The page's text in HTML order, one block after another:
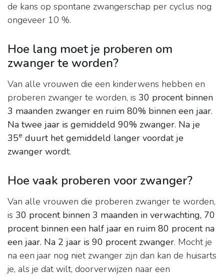
de kans op spontane zwangerschap per cyclus nog
ongeveer 10 %.
Hoe lang moet je proberen om
zwanger te worden?
Van alle vrouwen die een kinderwens hebben en
proberen zwanger te worden, is 30 procent binnen
3 maanden zwanger en ruim 80% binnen een jaar.
Na twee jaar is gemiddeld 90% zwanger. Na je
35e duurt het gemiddeld langer voordat je
zwanger wordt.
Hoe vaak proberen voor zwanger?
Van alle vrouwen die proberen zwanger te worden,
is 30 procent binnen 3 maanden in verwachting, 70
procent binnen een half jaar en ruim 80 procent na
een jaar. Na 2 jaar is 90 procent zwanger. Mocht je
na een jaar nog niet zwanger zijn dan kan de huisarts
je, als je dat wilt, doorverwijzen naar een